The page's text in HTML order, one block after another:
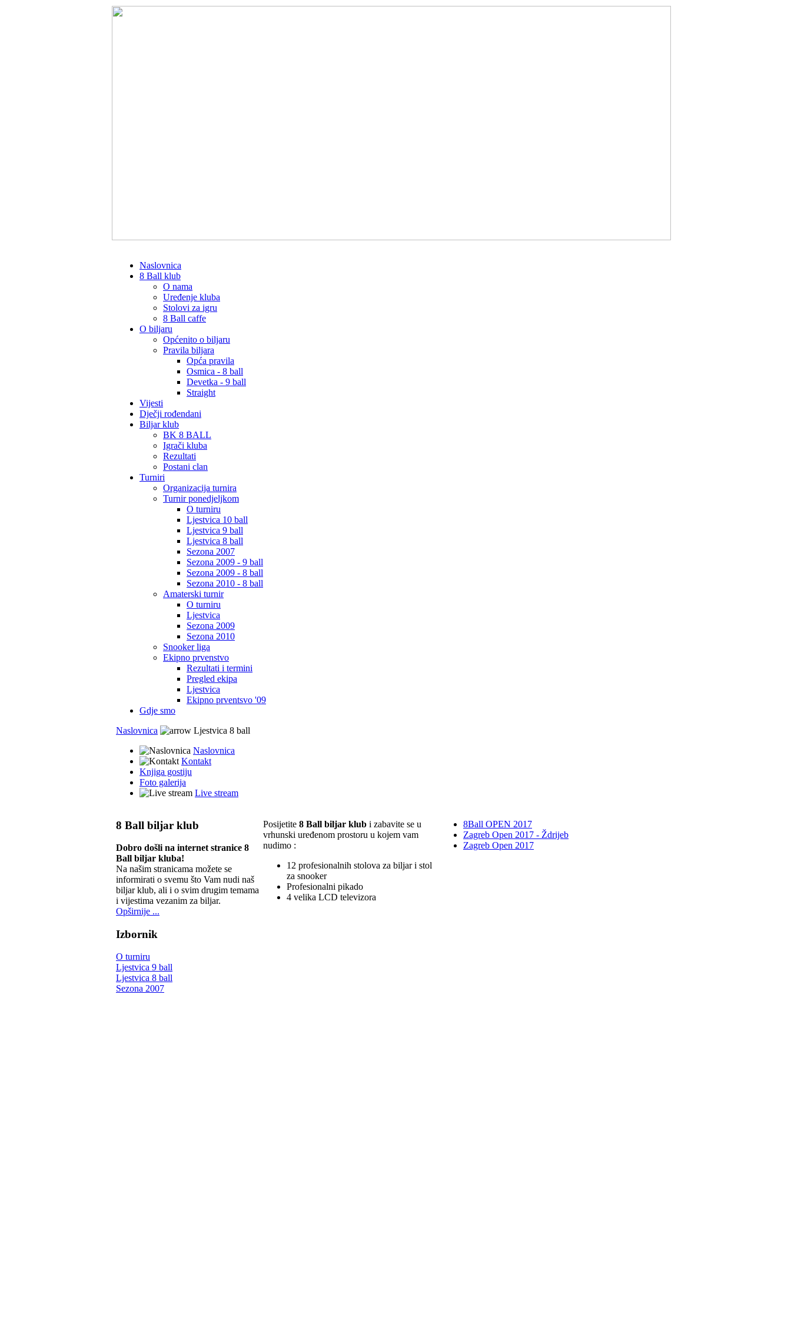
Naslovnica
8 Ball klub
O nama
Uređenje kluba
Stolovi za igru
8 Ball caffe
O biljaru
Općenito o biljaru
Pravila biljara
Opća pravila
Osmica - 8 ball
Devetka - 9 ball
Straight
Vijesti
Dječji rođendani
Biljar klub
BK 8 BALL
Igrači kluba
Rezultati
Postani clan
Turniri
Organizacija turnira
Turnir ponedjeljkom
O turniru
Ljestvica 10 ball
Ljestvica 9 ball
Ljestvica 8 ball
Sezona 2007
Sezona 2009 - 9 ball
Sezona 2009 - 8 ball
Sezona 2010 - 8 ball
Amaterski turnir
O turniru
Ljestvica
Sezona 2009
Sezona 2010
Snooker liga
Ekipno prvenstvo
Rezultati i termini
Pregled ekipa
Ljestvica
Ekipno prventsvo '09
Gdje smo
Naslovnica
Ljestvica 8 ball
Naslovnica
Kontakt
Knjiga gostiju
Foto galerija
Live stream
8 Ball biljar klub
Dobro došli na internet stranice 8
Ball biljar kluba!
Na našim stranicama možete se
informirati o svemu što Vam nudi naš
biljar klub, ali i o svim drugim temama
i vijestima vezanim za biljar.
Opširnije ...
Posijetite 8 Ball biljar klub i zabavite se u
vrhunski uređenom prostoru u kojem vam
nudimo :
12 profesionalnih stolova za biljar i stol
za snooker
Profesionalni pikado
4 velika LCD televizora
8Ball OPEN 2017
Zagreb Open 2017 - Ždrijeb
Zagreb Open 2017
Izbornik
O turniru
Ljestvica 9 ball
Ljestvica 8 ball
Sezona 2007